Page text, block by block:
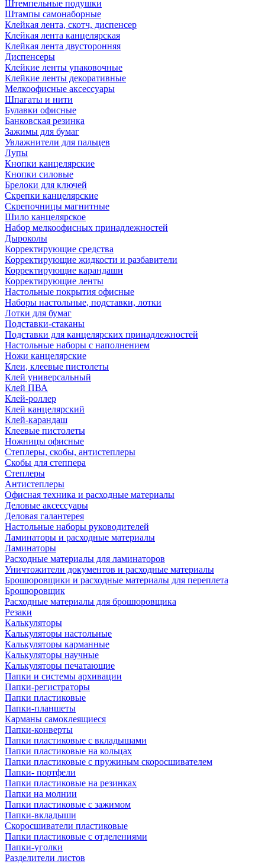
Штемпельные подушки
Штампы самонаборные
Клейкая лента, скотч, диспенсер
Клейкая лента канцелярская
Клейкая лента двусторонняя
Диспенсеры
Клейкие ленты упаковочные
Клейкие ленты декоративные
Мелкоофисные аксессуары
Шпагаты и нити
Булавки офисные
Банковская резинка
Зажимы для бумаг
Увлажнители для пальцев
Лупы
Кнопки канцелярские
Кнопки силовые
Брелоки для ключей
Скрепки канцелярские
Скрепочницы магнитные
Шило канцелярское
Набор мелкоофисных принадлежностей
Дыроколы
Корректирующие средства
Корректирующие жидкости и разбавители
Корректирующие карандаши
Корректирующие ленты
Настольные покрытия офисные
Наборы настольные, подставки, лотки
Лотки для бумаг
Подставки-стаканы
Подставки для канцелярских принадлежностей
Настольные наборы с наполнением
Ножи канцелярские
Клеи, клеевые пистолеты
Клей универсальный
Клей ПВА
Клей-роллер
Клей канцелярский
Клей-карандаш
Клеевые пистолеты
Ножницы офисные
Степлеры, скобы, антистеплеры
Скобы для степпера
Степлеры
Антистеплеры
Офисная техника и расходные материалы
Деловые аксессуары
Деловая галантерея
Настольные наборы руководителей
Ламинаторы и расходные материалы
Ламинаторы
Расходные материалы для ламинаторов
Уничтожители документов и расходные материалы
Брошюровщики и расходные материалы для переплета
Брошюровщик
Расходные материалы для брошюровщика
Резаки
Калькуляторы
Калькуляторы настольные
Калькуляторы карманные
Калькуляторы научные
Калькуляторы печатающие
Папки и системы архивации
Папки-регистраторы
Папки пластиковые
Папки-планшеты
Карманы самоклеящиеся
Папки-конверты
Папки пластиковые с вкладышами
Папки пластиковые на кольцах
Папки пластиковые с пружиным скоросшивателем
Папки- портфели
Папки пластиковые на резинках
Папки на молнии
Папки пластиковые с зажимом
Папки-вкладыши
Скоросшиватели пластиковые
Папки пластиковые с отделениями
Папки-уголки
Разделители листов